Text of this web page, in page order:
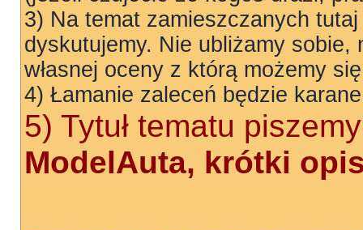
3) Na temat zamieszczanych
dyskutujemy. Nie ubliżamy sobie,
własnej oceny z którą możemy
4) Łamanie zaleceń będzie
5) Tytuł tematu
ModelAuta, krótki